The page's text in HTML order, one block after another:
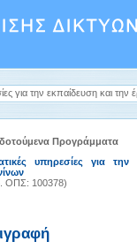
για την εκπαίδευση και την
Προγράμματα
υπηρεσίες για
ΟΠΣ: 100378)